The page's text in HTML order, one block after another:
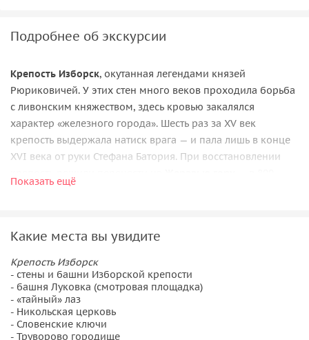
Подробнее об экскурсии
Крепость Изборск, окутанная легендами князей
Рюриковичей. У этих стен много веков проходила борьба
с ливонским княжеством, здесь кровью закалялся
характер «железного города». Шесть раз за XV век
крепость выдержала натиск врага — и пала лишь в конце
XVI века от руки Стефана Батория. При восстановлении
метрах от старого городища, именуемого
на территории крепости можно пройти по хитрому
оборонительному коридору «захабу», забраться башню
«Луковку», прогуляться по крепостной стене, посетить
Никольский собор, увидеть нерасшифрованные до сих
пор славянские знаки.
Словенские ключи, которые считаются местными
Показать ещё
Какие места вы увидите
Крепость Изборск
- стены и башни Изборской крепости
- башня Луковка (смотровая площадка)
- «тайный» лаз
- Никольская церковь
- Словенские ключи
- Труворово городище